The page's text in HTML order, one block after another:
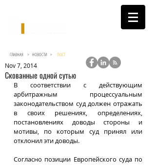
Скованные одной сутью
Nov 7, 2014
В соответствии с действующим
арбитражным процессуальным
законодательством суд должен отражать
в своих решениях, определениях,
постановлениях доводы стороны и
мотивы, по которым суд принял или
отклонил эти доводы.
Согласно позиции Европейского суда по
ГЛАВНАЯ > НОВОСТИ > ПОСТ